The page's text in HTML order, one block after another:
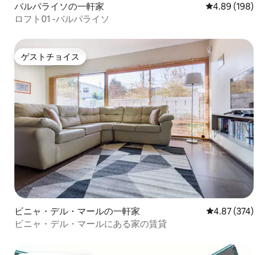
バルパライソの一軒家 レビュー198
4.89 (198)
ロフト01 -バルパライソ
ゲストチョイス
ゲストチョイス
ビニャ・デル・マールの一軒家 レビュー374
4.87 (374)
ビニャ・デル・マールにある家の賃貸